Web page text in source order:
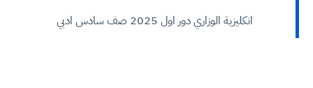
انكليزية الوزاري دور اول 2025 صف سادس ادبي